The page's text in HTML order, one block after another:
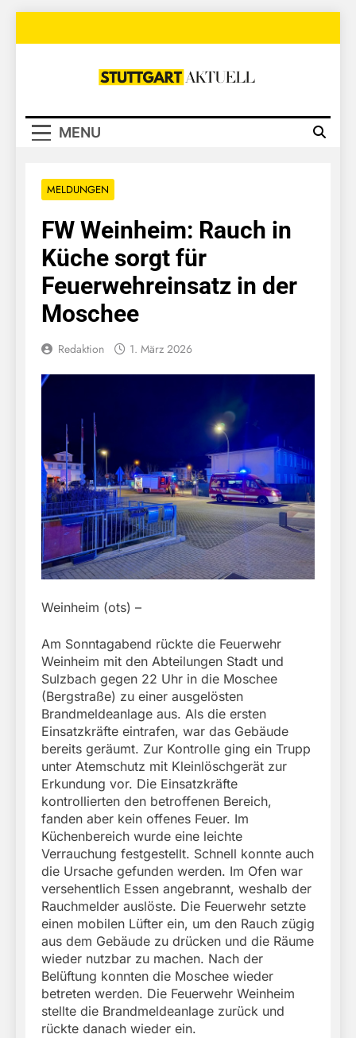
Stuttgart
MENU
MELDUNGEN
FW Weinheim: Rauch in
Küche sorgt für
Feuerwehreinsatz in der
Moschee
Redaktion 1. März 2026
Weinheim (ots) –
Am Sonntagabend rückte die Feuerwehr
Weinheim mit den Abteilungen Stadt und
Sulzbach gegen 22 Uhr in die Moschee
(Bergstraße) zu einer ausgelösten
Brandmeldeanlage aus. Als die ersten
Einsatzkräfte eintrafen, war das Gebäude
bereits geräumt. Zur Kontrolle ging ein Trupp
unter Atemschutz mit Kleinlöschgerät zur
Erkundung vor. Die Einsatzkräfte
kontrollierten den betroffenen Bereich,
fanden aber kein offenes Feuer. Im
Küchenbereich wurde eine leichte
Verrauchung festgestellt. Schnell konnte auch
die Ursache gefunden werden. Im Ofen war
versehentlich Essen angebrannt, weshalb der
Rauchmelder auslöste. Die Feuerwehr setzte
einen mobilen Lüfter ein, um den Rauch zügig
aus dem Gebäude zu drücken und die Räume
wieder nutzbar zu machen. Nach der
Belüftung konnten die Moschee wieder
betreten werden. Die Feuerwehr Weinheim
stellte die Brandmeldeanlage zurück und
rückte danach wieder ein.